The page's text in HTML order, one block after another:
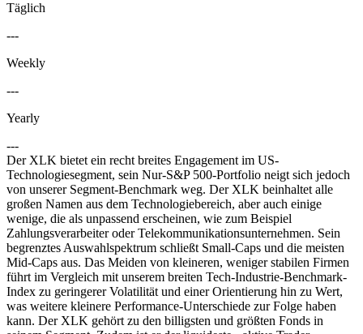
Täglich
---
Weekly
---
Yearly
---
Der XLK bietet ein recht breites Engagement im US-
Technologiesegment, sein Nur-S&P 500-Portfolio neigt sich jedoch
von unserer Segment-Benchmark weg. Der XLK beinhaltet alle
großen Namen aus dem Technologiebereich, aber auch einige
wenige, die als unpassend erscheinen, wie zum Beispiel
Zahlungsverarbeiter oder Telekommunikationsunternehmen. Sein
begrenztes Auswahlspektrum schließt Small-Caps und die meisten
Mid-Caps aus. Das Meiden von kleineren, weniger stabilen Firmen
führt im Vergleich mit unserem breiten Tech-Industrie-Benchmark-
Index zu geringerer Volatilität und einer Orientierung hin zu Wert,
was weitere kleinere Performance-Unterschiede zur Folge haben
kann. Der XLK gehört zu den billigsten und größten Fonds in